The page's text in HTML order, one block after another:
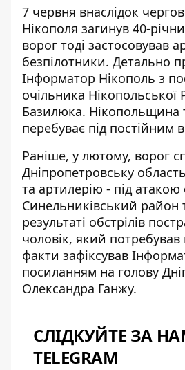
7 червня внаслідок
Нікополя загинув 40-
ворог тоді застосовував
безпілотники. Детально
Інформатор Нікополь з
очільника Нікопольської
Базилюка. Нікопольщина
перебуває під постійним
Раніше, у лютому, ворог
Дніпропетровську
та артилерію - під
Синельниківський район
результаті обстрілів
чоловік, який потребував
факти зафіксував
посиланням на голову
Олександра Ганжу.
СЛІДКУЙТЕ ЗА
TELEGRAM